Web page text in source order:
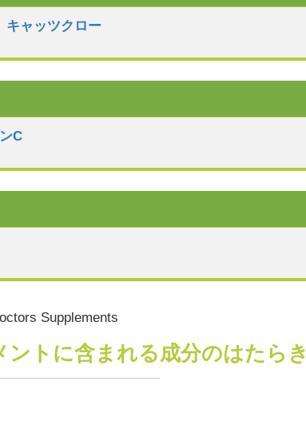
キャッツクロー
C
Supplements
ントに含まれる成分のはたらき